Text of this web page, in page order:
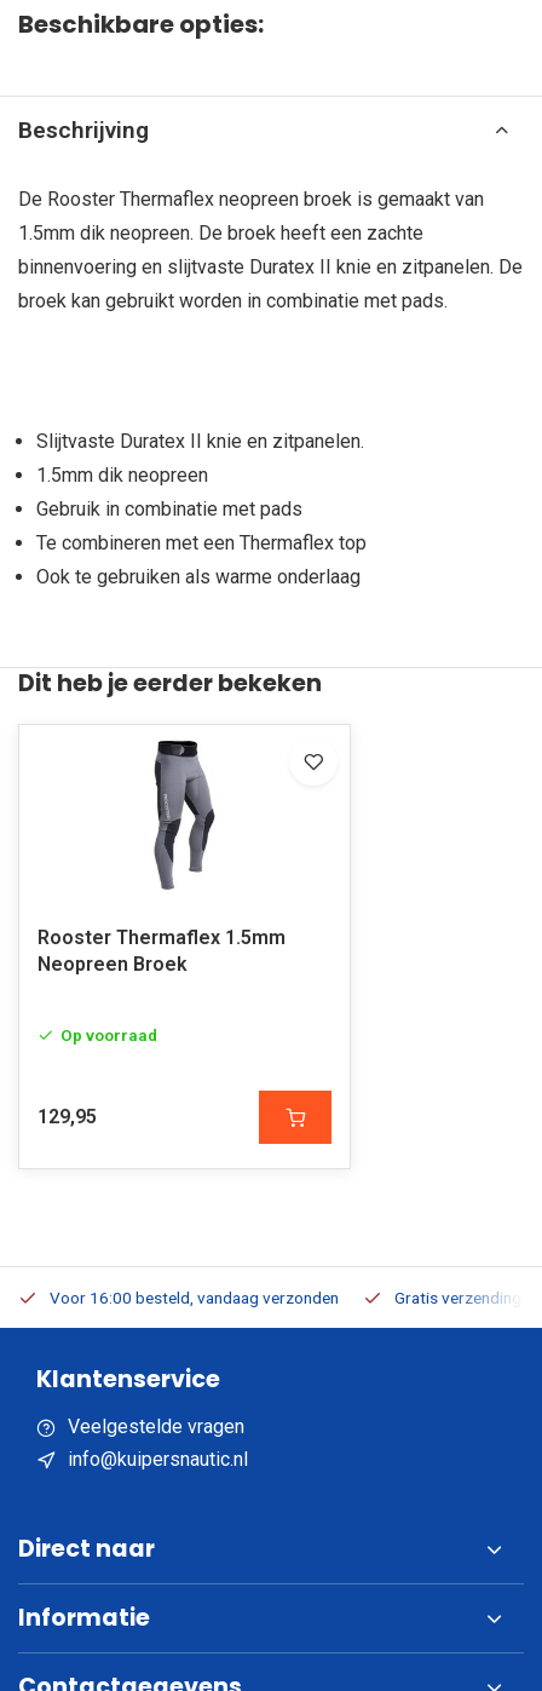
Beschikbare opties:
Beschrijving
De Rooster Thermaflex neopreen broek is gemaakt van
1.5mm dik neopreen. De broek heeft een zachte
binnenvoering en slijtvaste Duratex II knie en zitpanelen. De
broek kan gebruikt worden in combinatie met pads.
Slijtvaste Duratex II knie en zitpanelen.
1.5mm dik neopreen
Gebruik in combinatie met pads
Te combineren met een Thermaflex top
Ook te gebruiken als warme onderlaag
Dit heb je eerder bekeken
Rooster Thermaflex 1.5mm
Neopreen Broek
Op voorraad
129,95
Voor 16:00 besteld, vandaag verzonden Gratis verzending
Klantenservice
Veelgestelde vragen
info@kuipersnautic.nl
Direct naar
Informatie